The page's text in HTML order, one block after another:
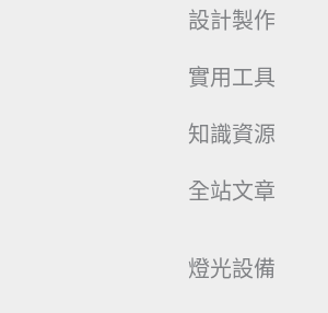
設計製作
實用工具
知識資源
全站文章
燈光設備